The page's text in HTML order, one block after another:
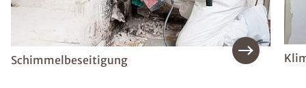
Schimmelbeseitigung